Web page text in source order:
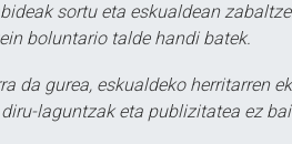
sortu eta eskualdean
boluntario talde handi batek.
da gurea, eskualdeko herritarren
laguntzak eta publizitatea ez